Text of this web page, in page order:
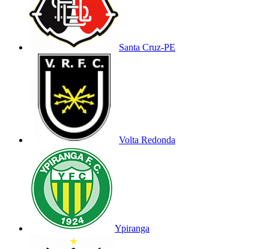
Santa Cruz-PE
Volta Redonda
Ypiranga